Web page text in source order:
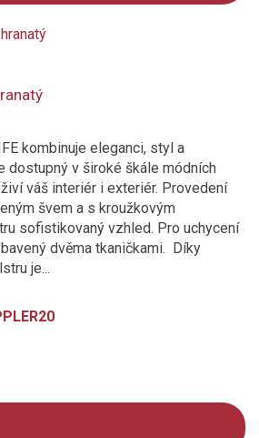
a špíně
kombinuje eleganci, styl a
dostupný v široké škále módních
váš interiér i exteriér. Provedení
švem a s kroužkovým
sofistikovaný vzhled. Pro uchycení
dvěma tkaničkami. Díky
je...